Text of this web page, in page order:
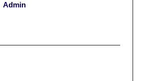
Admin